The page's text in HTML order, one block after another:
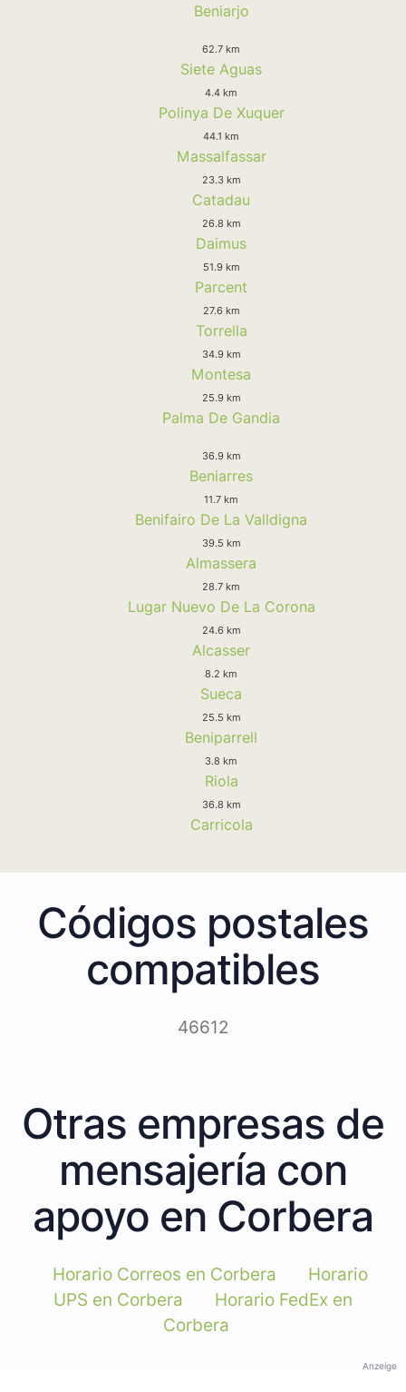
Beniarjo
62.7 km
Siete Aguas
4.4 km
Polinya De Xuquer
44.1 km
Massalfassar
23.3 km
Catadau
26.8 km
Daimus
51.9 km
Parcent
27.6 km
Torrella
34.9 km
Montesa
25.9 km
Palma De Gandia
36.9 km
Beniarres
11.7 km
Benifairo De La Valldigna
39.5 km
Almassera
28.7 km
Lugar Nuevo De La Corona
24.6 km
Alcasser
8.2 km
Sueca
25.5 km
Beniparrell
3.8 km
Riola
36.8 km
Carricola
Códigos postales
compatibles
46612
Otras empresas de
mensajería con
apoyo en Corbera
Horario Correos en Corbera
Horario
UPS en Corbera
Horario FedEx en
Corbera
Anzeige